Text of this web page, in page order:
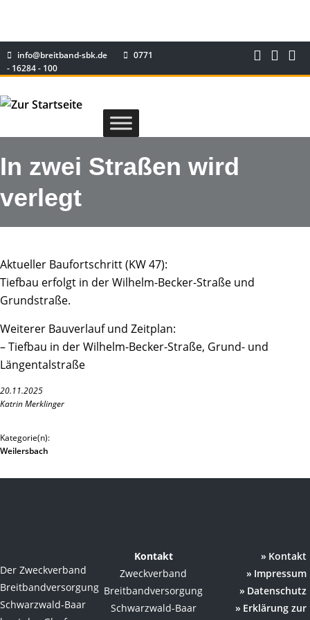
info@breitband-sbk.de
0771
- 16284 - 100
In zwei Straßen wird
verlegt
Aktueller Baufortschritt (KW 47):
Tiefbau erfolgt in der Wilhelm-Becker-Straße und
Grundstraße.
Weiterer Bauverlauf und Zeitplan:
– Tiefbau in der Wilhelm-Becker-Straße, Grund- und
Längentalstraße
20.11.2025
Katrin Merklinger
Kategorie(n):
Weilersbach
Der Zweckverband
Breitbandversorgung
Schwarzwald-Baar
Kontakt
Zweckverband
Breitbandversorgung
Schwarzwald-Baar
Kontakt
Impressum
Datenschutz
Erklärung zur